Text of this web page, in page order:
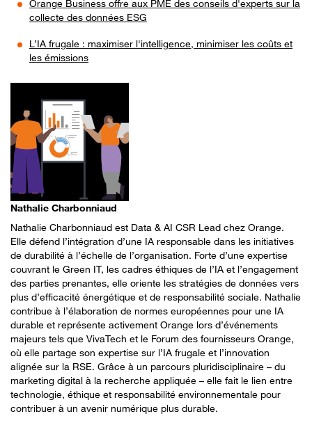
Orange Business offre aux PME des conseils d'experts sur la
collecte des données ESG
L’IA frugale : maximiser l'intelligence, minimiser les coûts et
les émissions
Nathalie Charbonniaud
Nathalie Charbonniaud est Data & AI CSR Lead chez Orange.
Elle défend l’intégration d’une IA responsable dans les initiatives
de durabilité à l’échelle de l’organisation. Forte d’une expertise
couvrant le Green IT, les cadres éthiques de l’IA et l’engagement
des parties prenantes, elle oriente les stratégies de données vers
plus d’efficacité énergétique et de responsabilité sociale. Nathalie
contribue à l’élaboration de normes européennes pour une IA
durable et représente activement Orange lors d’événements
majeurs tels que VivaTech et le Forum des fournisseurs Orange,
où elle partage son expertise sur l’IA frugale et l’innovation
alignée sur la RSE. Grâce à un parcours pluridisciplinaire – du
marketing digital à la recherche appliquée – elle fait le lien entre
technologie, éthique et responsabilité environnementale pour
contribuer à un avenir numérique plus durable.